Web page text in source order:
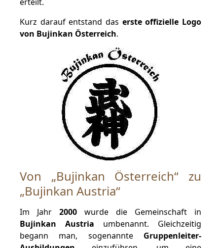
Kurz darauf entstand das erste offizielle Logo
von Bujinkan Österreich.
Von „Bujinkan Österreich“ zu
„Bujinkan Austria“
Im Jahr 2000 wurde die Gemeinschaft in
Bujinkan Austria umbenannt. Gleichzeitig
begann man, sogenannte Gruppenleiter-